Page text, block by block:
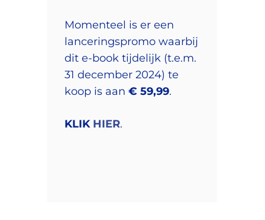
Momenteel is er een
lanceringspromo waarbij
dit e-book tijdelijk (t.e.m.
31 december 2024) te
koop is aan € 59,99.
KLIK HIER.